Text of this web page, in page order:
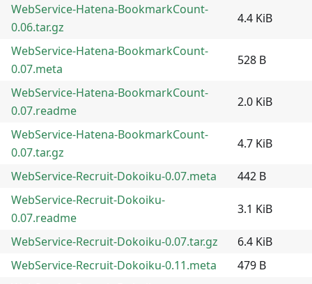
WebService-Hatena-BookmarkCount-
0.06.tar.gz
4.4 KiB
WebService-Hatena-BookmarkCount-
0.07.meta
528 B
WebService-Hatena-BookmarkCount-
0.07.readme
2.0 KiB
WebService-Hatena-BookmarkCount-
0.07.tar.gz
4.7 KiB
WebService-Recruit-Dokoiku-0.07.meta
442 B
WebService-Recruit-Dokoiku-
0.07.readme
3.1 KiB
WebService-Recruit-Dokoiku-0.07.tar.gz
6.4 KiB
WebService-Recruit-Dokoiku-0.11.meta
479 B